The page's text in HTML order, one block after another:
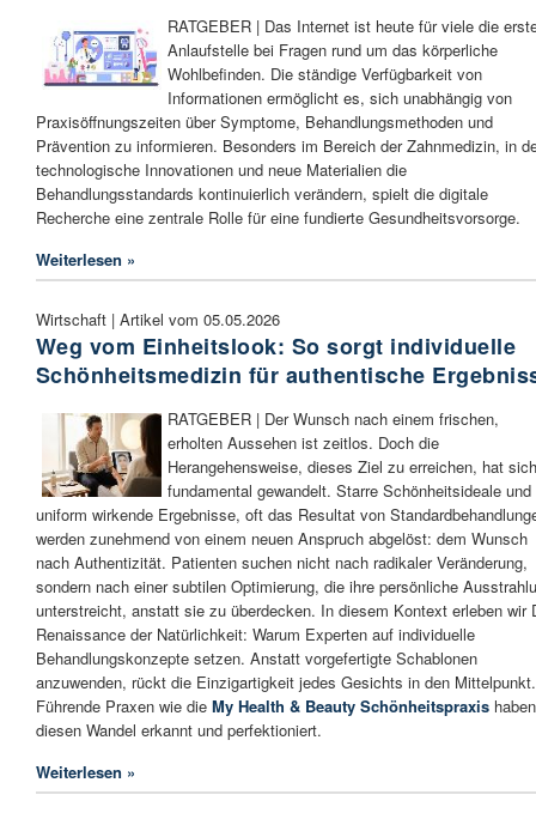
RATGEBER | Das Internet ist heute für viele die
Anlaufstelle bei Fragen rund um das körperliche
Wohlbefinden. Die ständige Verfügbarkeit von
Informationen ermöglicht es, sich unabhängig von
Praxisöffnungszeiten über Symptome, Behandlungsmethoden und
Prävention zu informieren. Besonders im Bereich der Zahnmedizin, in
technologische Innovationen und neue Materialien die
Behandlungsstandards kontinuierlich verändern, spielt die digitale
Recherche eine zentrale Rolle für eine fundierte Gesundheitsvorsorge.
Weiterlesen »
Wirtschaft | Artikel vom 05.05.2026
Weg vom Einheitslook: So sorgt individuelle
Schönheitsmedizin für authentische
RATGEBER | Der Wunsch nach einem frischen,
erholten Aussehen ist zeitlos. Doch die
Herangehensweise, dieses Ziel zu erreichen, hat sich
fundamental gewandelt. Starre Schönheitsideale und
uniform wirkende Ergebnisse, oft das Resultat von
werden zunehmend von einem neuen Anspruch abgelöst: dem Wunsch
nach Authentizität. Patienten suchen nicht nach radikaler Veränderung,
sondern nach einer subtilen Optimierung, die ihre persönliche
unterstreicht, anstatt sie zu überdecken. In diesem Kontext erleben wir
Renaissance der Natürlichkeit: Warum Experten auf individuelle
Behandlungskonzepte setzen. Anstatt vorgefertigte Schablonen
anzuwenden, rückt die Einzigartigkeit jedes Gesichts in den Mittelpunkt.
Führende Praxen wie die My Health & Beauty Schönheitspraxis haben
diesen Wandel erkannt und perfektioniert.
Weiterlesen »